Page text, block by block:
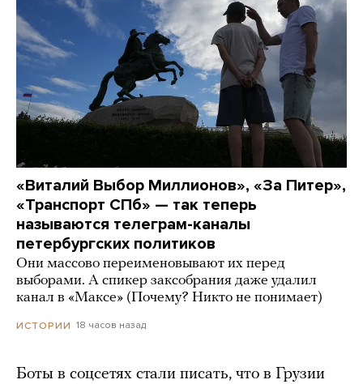
«Виталий Выбор Миллионов», «За Питер»,
«Транспорт СПб» — так теперь
называются телеграм-каналы
петербургских политиков
Они массово переименовывают их перед
выборами. А спикер заксобрания даже удалил
канал в «Максе» (Почему? Никто не понимает)
ИСТОРИИ 18 часов назад
Боты в соцсетях стали писать, что в Грузии